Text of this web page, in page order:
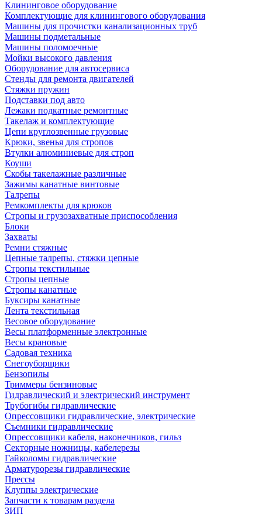
Клининговое оборудование
Комплектующие для клинингового оборудования
Машины для прочистки канализационных труб
Машины подметальные
Машины поломоечные
Мойки высокого давления
Оборудование для автосервиса
Стенды для ремонта двигателей
Стяжки пружин
Подставки под авто
Лежаки подкатные ремонтные
Такелаж и комплектующие
Цепи круглозвенные грузовые
Крюки, звенья для стропов
Втулки алюминиевые для строп
Коуши
Скобы такелажные различные
Зажимы канатные винтовые
Талрепы
Ремкомплекты для крюков
Стропы и грузозахватные приспособления
Блоки
Захваты
Ремни стяжные
Цепные талрепы, стяжки цепные
Стропы текстильные
Стропы цепные
Стропы канатные
Буксиры канатные
Лента текстильная
Весовое оборудование
Весы платформенные электронные
Весы крановые
Садовая техника
Снегоуборщики
Бензопилы
Триммеры бензиновые
Гидравлический и электрический инструмент
Трубогибы гидравлические
Опрессовщики гидравлические, электрические
Съемники гидравлические
Опрессовщики кабеля, наконечников, гильз
Секторные ножницы, кабелерезы
Гайколомы гидравлические
Арматурорезы гидравлические
Прессы
Клуппы электрические
Запчасти к товарам раздела
ЗИП